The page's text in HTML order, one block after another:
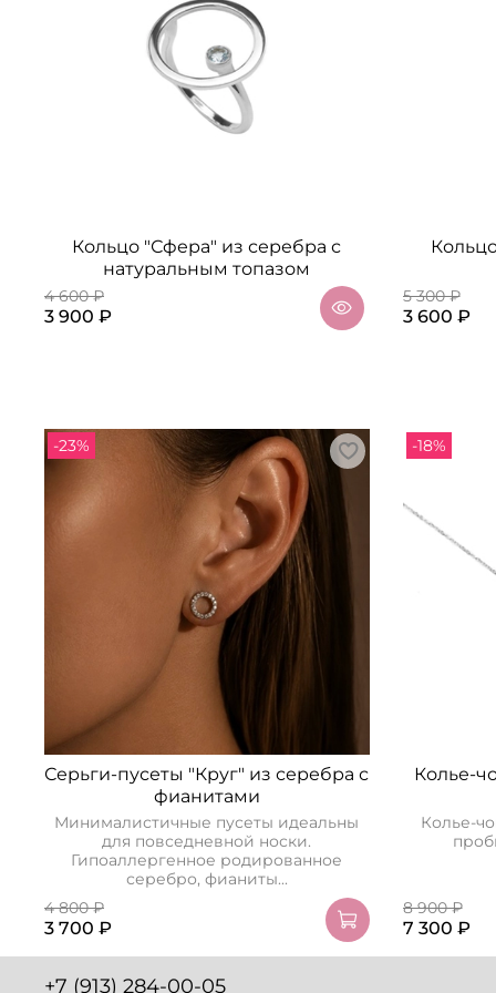
Кольцо "Сфера" из серебра с
натуральным топазом
4 600 ₽
3 900 ₽
5 300 ₽
3 600 ₽
-23%
Серьги-пусеты "Круг" из серебра с
фианитами
Минималистичные пусеты идеальны
для повседневной носки.
Гипоаллергенное родированное
серебро, фианиты...
4 800 ₽
3 700 ₽
-18%
Колье-
Колье-
8 900 ₽
7 300 ₽
+7 (913) 284-00-05